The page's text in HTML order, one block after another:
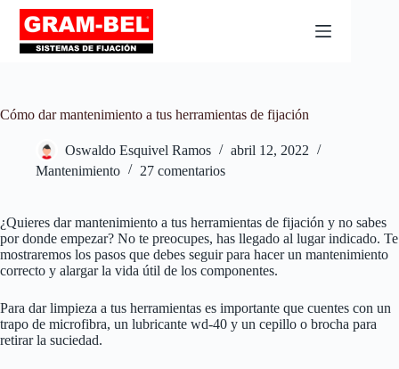
Cómo dar mantenimiento a tus herramientas de fijación
Oswaldo Esquivel Ramos
abril 12, 2022
Mantenimiento
27 comentarios
¿Quieres dar mantenimiento a tus herramientas de fijación y no sabes
por donde empezar? No te preocupes, has llegado al lugar indicado. Te
mostraremos los pasos que debes seguir para hacer un mantenimiento
correcto y alargar la vida útil de los componentes.
Para dar limpieza a tus herramientas es importante que cuentes con un
trapo de microfibra, un lubricante wd-40 y un cepillo o brocha para
retirar la suciedad.